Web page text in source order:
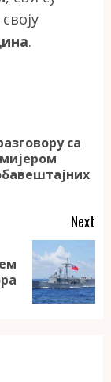
.
са
Next